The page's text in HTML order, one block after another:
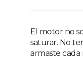
El motor no
saturar. No
armaste cada